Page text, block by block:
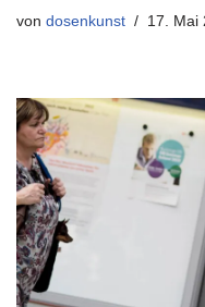
von dosenkunst 17. Mai